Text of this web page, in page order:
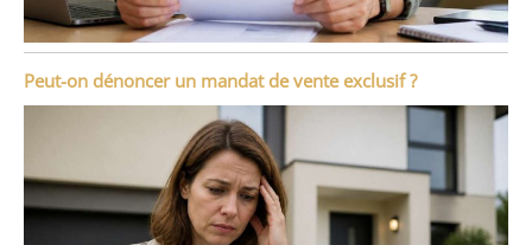
Peut-on dénoncer un mandat de vente exclusif ?